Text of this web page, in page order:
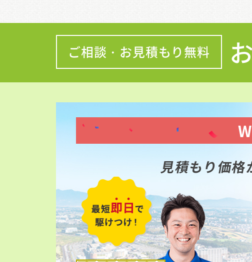
ご相談・お見積もり無料
見積もり価格